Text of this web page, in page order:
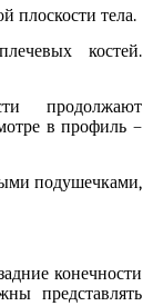
плоскости тела.
костей.
продолжают
в профиль –
подушечками,
конечности
представлять